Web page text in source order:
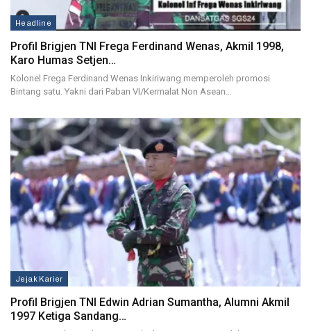
Headline
Profil Brigjen TNI Frega Ferdinand Wenas, Akmil 1998,
Karo Humas Setjen…
Kolonel Frega Ferdinand Wenas Inkiriwang memperoleh promosi
Bintang satu. Yakni dari Paban VI/Kermalat Non Asean…
Jejak Karier
Profil Brigjen TNI Edwin Adrian Sumantha, Alumni Akmil
1997 Ketiga Sandang…